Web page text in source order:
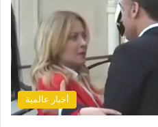
أخبار عالمية